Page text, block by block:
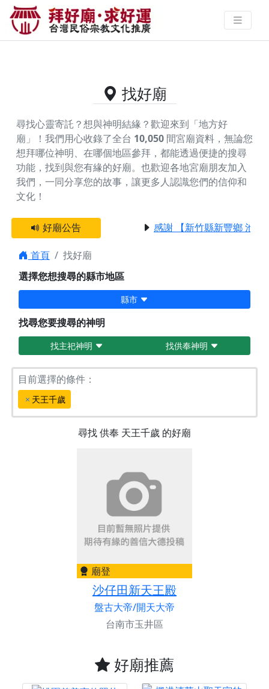
供奉天王千歲的好廟資料｜拜好廟
求好運 找到與您有緣的信仰
找好廟
尋找心靈寄託？想與神明結緣？歡迎來到「地方好
廟」！我們用心收錄了全台 10,050 間宮廟資料，無論您
想拜哪位神明、在哪個地區參拜，都能透過便捷的搜尋
功能，找到與您有緣的好廟。 也歡迎各地宮廟朋友加入
我們，一同分享您的故事，讓更多人認識您們的信仰和
文化！
好廟公告 感謝 【新竹縣新豐鄉 池和
首頁
找好廟
選擇您想搜尋的縣市地區
縣市
找尋您要搜尋的神明
找主祀神明 找供奉神明
目前選擇的條件：
天王千歲
尋找供奉 天王千歲 的好廟
廟登
沙仔田新天王殿
盤古大帝/開天大帝
台南市玉井區
好廟推薦